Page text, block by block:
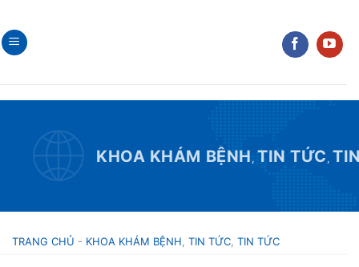
to
content
KHOA KHÁM BỆNH , TIN TỨC ,
TRANG CHỦ - KHOA KHÁM BỆNH TIN TỨC TIN TỨC